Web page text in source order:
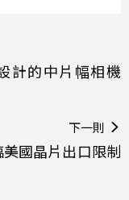
計的中片幅相機
下一則
國晶片出口限制